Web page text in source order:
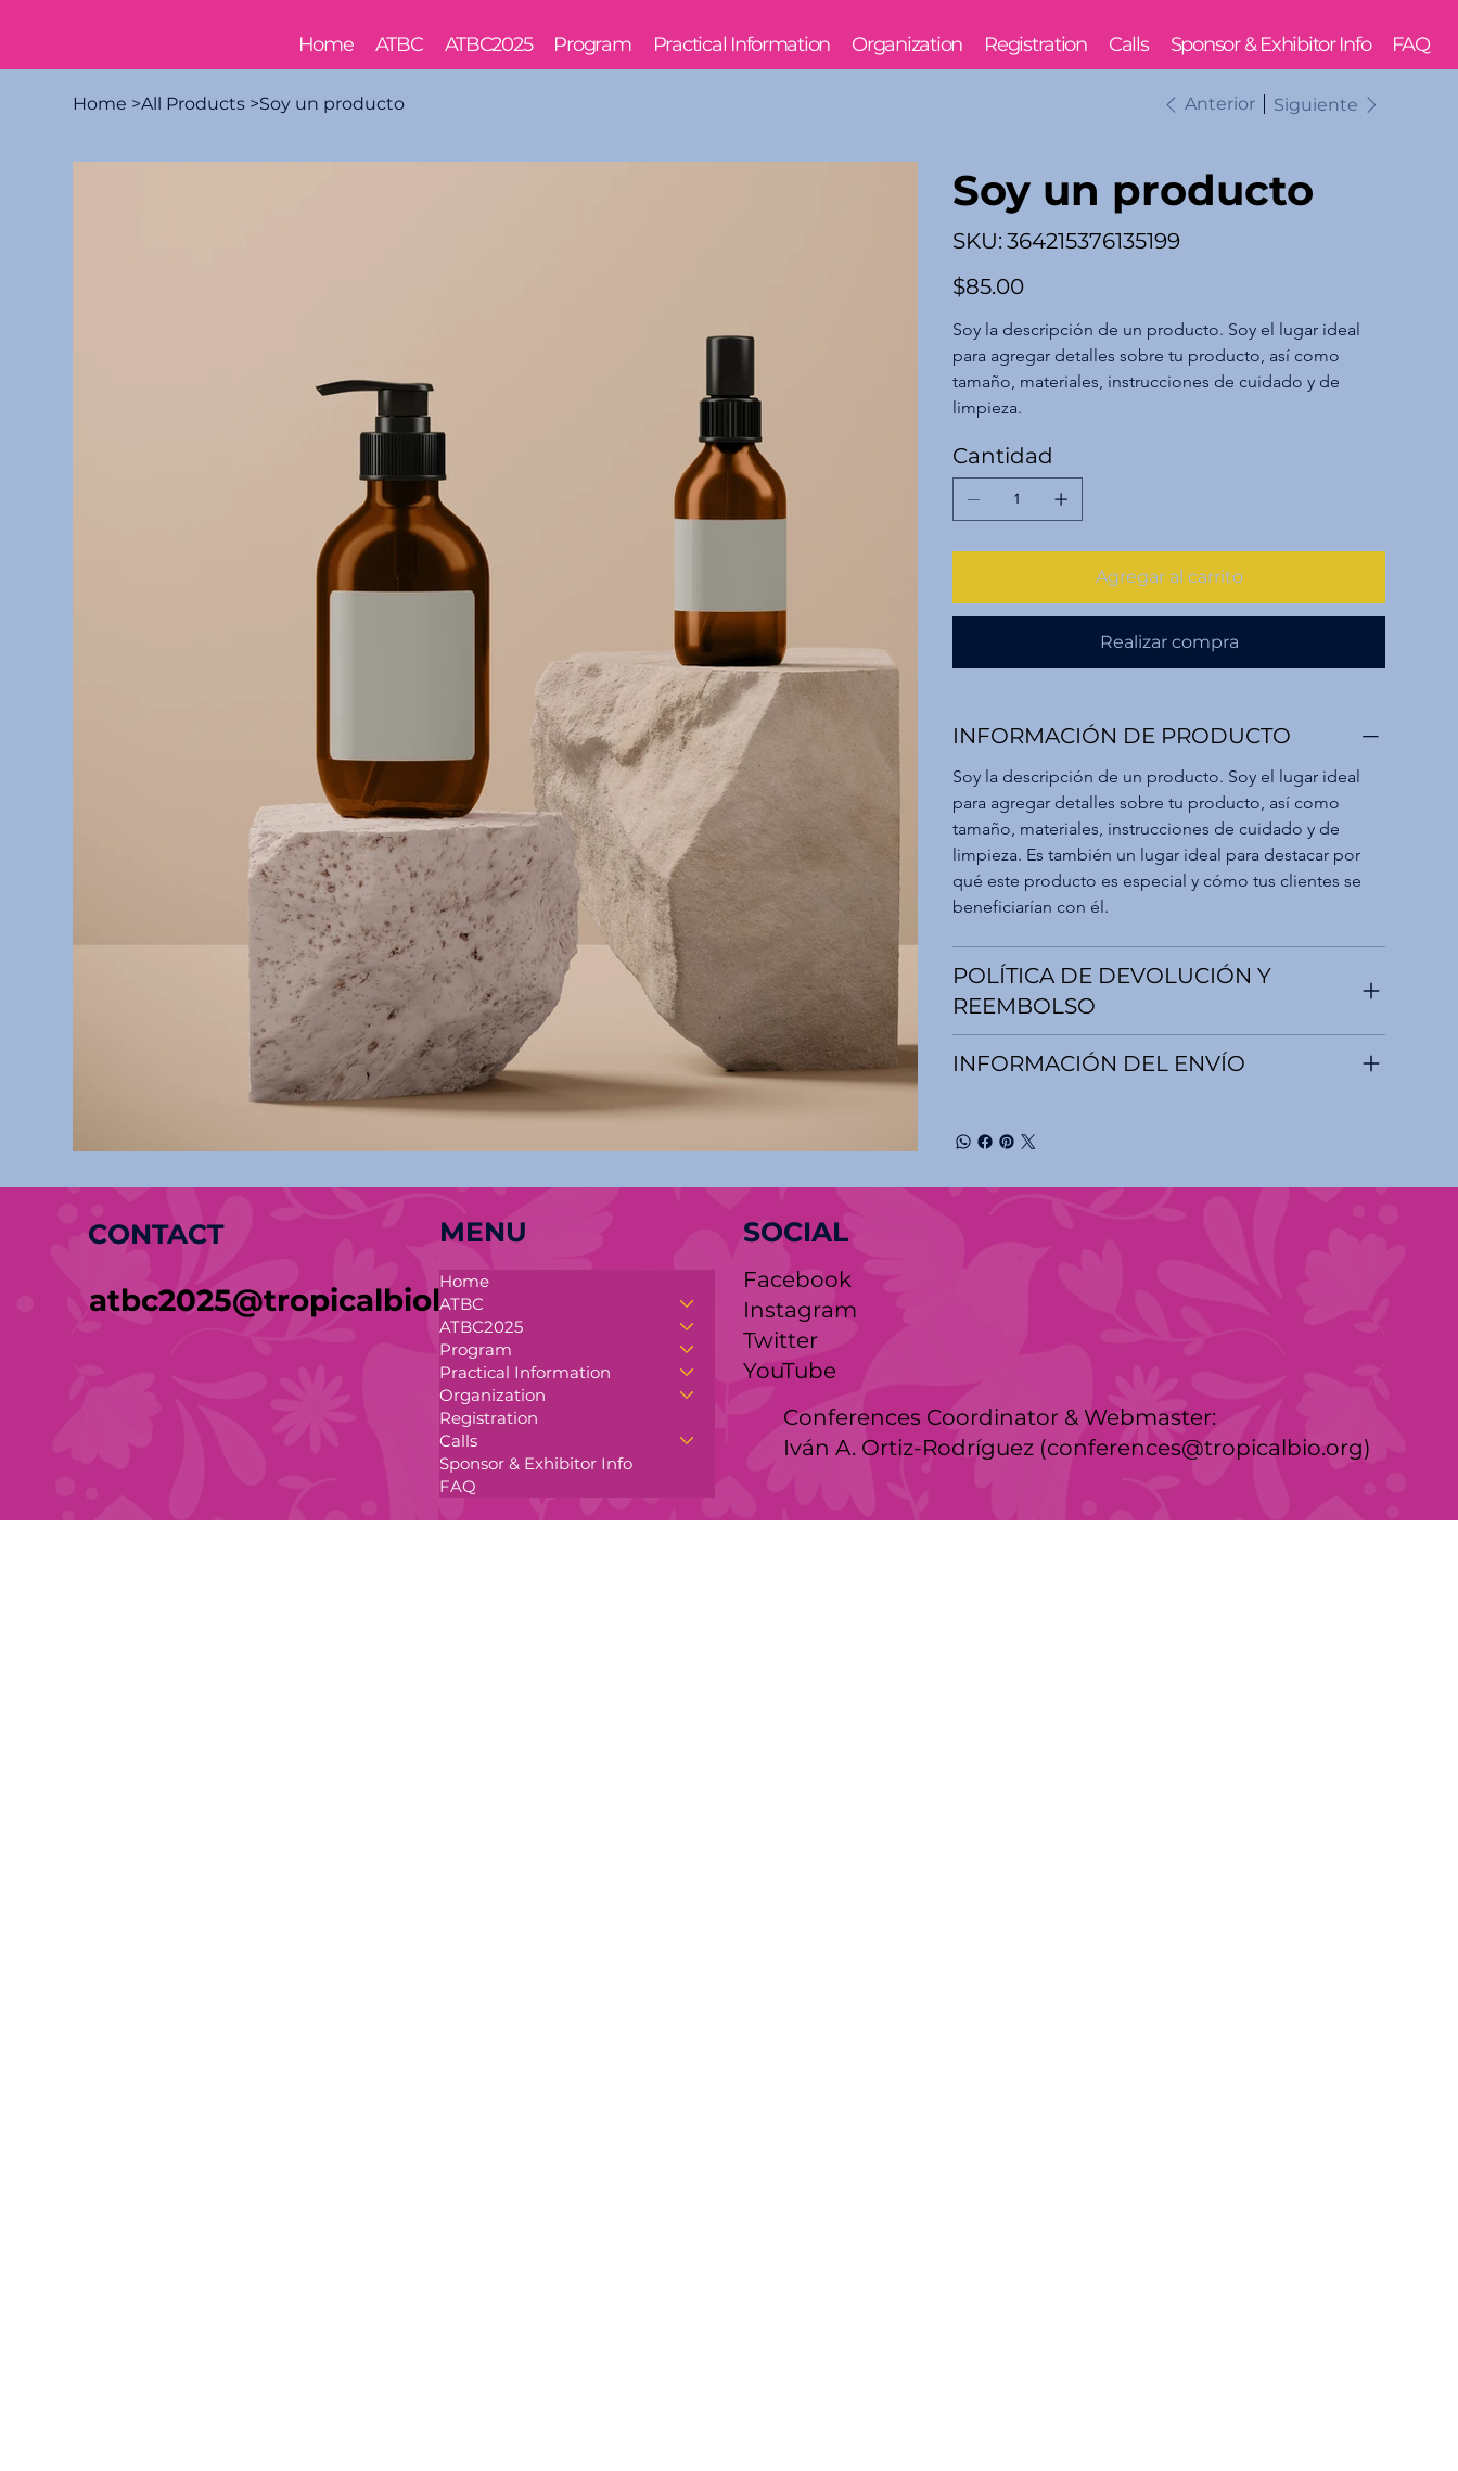
Home ATBC ATBC2025 Program Practical Information Organization Registration Calls Sponsor & Exhibitor Info FAQ
Home >All Products >Soy un producto Anterior Siguiente
Soy un producto
SKU: SKU
364215376135199
364215376135199
Precio
$85.00
Soy la descripción de un producto. Soy el lugar ideal
para agregar detalles sobre tu producto, así como
tamaño, materiales, instrucciones de cuidado y de
limpieza.
Cantidad
Agregar al carrito
Realizar compra
INFORMACIÓN DE PRODUCTO
Soy la descripción de un producto. Soy el lugar ideal
para agregar detalles sobre tu producto, así como
tamaño, materiales, instrucciones de cuidado y de
limpieza. Es también un lugar ideal para destacar por
qué este producto es especial y cómo tus clientes se
beneficiarían con él.
POLÍTICA DE DEVOLUCIÓN Y
REEMBOLSO
INFORMACIÓN DEL ENVÍO
CONTACT
atbc2025@tropicalbiology.org
MENU
Home
ATBC
ATBC2025
Program
Practical Information
Organization
Registration
Calls
Sponsor & Exhibitor Info
FAQ
SOCIAL
Facebook
Instagram
Twitter
YouTube
Conferences Coordinator & Webmaster:
Iván A. Ortiz-Rodríguez (conferences@tropicalbio.org)